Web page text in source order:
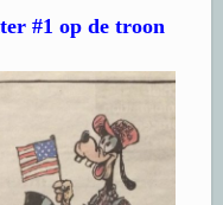
#1 op de troon